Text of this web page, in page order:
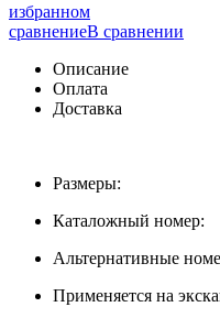
избранном
сравнениеВ сравнении
Описание
Оплата
Доставка
Размеры:
Каталожный номер:
Альтернативные
Применяется на